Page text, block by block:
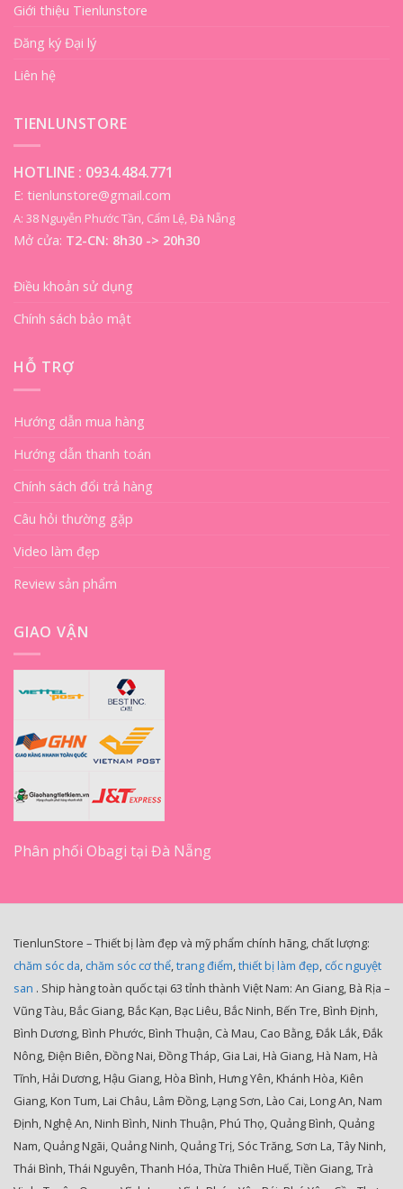
Giới thiệu Tienlunstore
Đăng ký Đại lý
Liên hệ
TIENLUNSTORE
HOTLINE : 0934.484.771
E: tienlunstore@gmail.com
A: 38 Nguyễn Phước Tần, Cẩm Lệ, Đà Nẵng
Mở cửa: T2-CN: 8h30 -> 20h30
Điều khoản sử dụng
Chính sách bảo mật
HỖ TRỢ
Hướng dẫn mua hàng
Hướng dẫn thanh toán
Chính sách đổi trả hàng
Câu hỏi thường gặp
Video làm đẹp
Review sản phẩm
GIAO VẬN
Phân phối Obagi tại Đà Nẵng
TienlunStore – Thiết bị làm đẹp và mỹ phẩm chính hãng, chất lượng:
chăm sóc da, chăm sóc cơ thể,trang điểm,thiết bị làm đẹp, cốc nguyệt
san . Ship hàng toàn quốc tại 63 tỉnh thành Việt Nam: An Giang, Bà Rịa –
Vũng Tàu, Bắc Giang, Bắc Kạn, Bạc Liêu, Bắc Ninh, Bến Tre, Bình Định,
Bình Dương, Bình Phước, Bình Thuận, Cà Mau, Cao Bằng, Đắk Lắk, Đắk
Nông, Điện Biên, Đồng Nai, Đồng Tháp, Gia Lai, Hà Giang, Hà Nam, Hà
Tĩnh, Hải Dương, Hậu Giang, Hòa Bình, Hưng Yên, Khánh Hòa, Kiên
Giang, Kon Tum, Lai Châu, Lâm Đồng, Lạng Sơn, Lào Cai, Long An, Nam
Định, Nghệ An, Ninh Bình, Ninh Thuận, Phú Thọ, Quảng Bình, Quảng
Nam, Quảng Ngãi, Quảng Ninh, Quảng Trị, Sóc Trăng, Sơn La, Tây Ninh,
Thái Bình, Thái Nguyên, Thanh Hóa, Thừa Thiên Huế, Tiền Giang, Trà